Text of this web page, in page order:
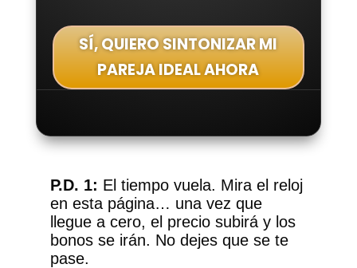
SÍ, QUIERO SINTONIZAR MI
PAREJA IDEAL AHORA
P.D. 1: El tiempo vuela. Mira el reloj
en esta página… una vez que
llegue a cero, el precio subirá y los
bonos se irán. No dejes que se te
pase.